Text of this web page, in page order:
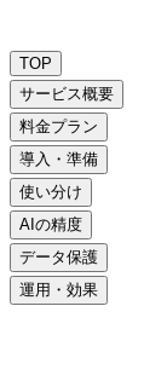
TOP
サービス概要
料金プラン
導入・準備
使い分け
AIの精度
データ保護
運用・効果